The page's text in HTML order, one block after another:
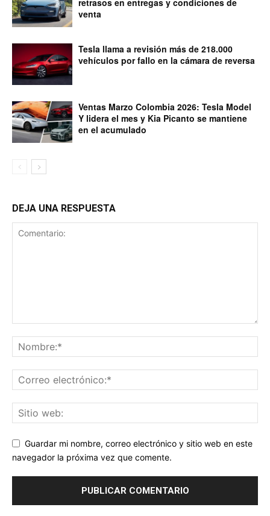
retrasos en entregas y condiciones de
venta
Tesla llama a revisión más de 218.000
vehículos por fallo en la cámara de reversa
Ventas Marzo Colombia 2026: Tesla Model
Y lidera el mes y Kia Picanto se mantiene
en el acumulado
DEJA UNA RESPUESTA
Guardar mi nombre, correo electrónico y sitio web en este
navegador la próxima vez que comente.